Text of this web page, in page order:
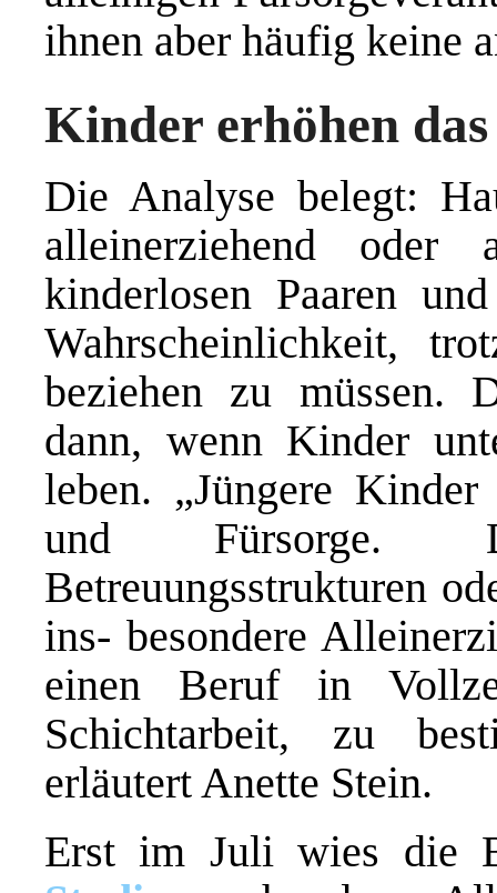
ihnen aber häufig keine
Kinder erhöhen
Die Analyse belegt:
alleinerziehend oder
kinderlosen Paaren
Wahrscheinlichkeit,
beziehen zu müssen.
dann, wenn Kinder
leben. „Jüngere
und Fürsorge.
Betreuungsstrukturen
ins- besondere
einen Beruf in
Schichtarbeit, zu
erläutert Anette Stein.
Erst im Juli wies die